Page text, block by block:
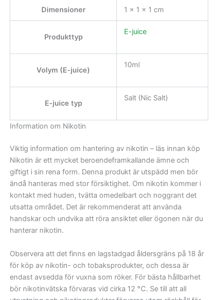
Dimensioner 1 × 1 × 1 cm
Produkttyp
E-juice
Volym (E-juice)
10ml
E-juice typ
Salt (Nic Salt)
Information om Nikotin
Viktig information om hantering av nikotin – läs innan köp
Nikotin är ett mycket beroendeframkallande ämne och
giftigt i sin rena form. Denna produkt är utspädd men bör
ändå hanteras med stor försiktighet. Om nikotin kommer i
kontakt med huden, tvätta omedelbart och noggrant det
utsatta området. Det är rekommenderat att använda
handskar och undvika att röra ansiktet eller ögonen när du
hanterar nikotin.
Observera att det finns en lagstadgad åldersgräns på 18 år
för köp av nikotin- och tobaksprodukter, och dessa är
endast avsedda för vuxna som röker. För bästa hållbarhet
bör nikotinvätska förvaras vid cirka 12 °C. Se till att all